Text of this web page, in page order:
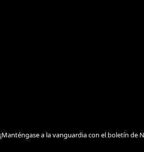
¡Manténgase a la vanguardia con el boletín